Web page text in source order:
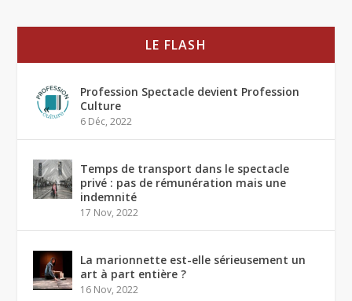
LE FLASH
Profession Spectacle devient Profession
Culture
6 Déc, 2022
Temps de transport dans le spectacle
privé : pas de rémunération mais une
indemnité
17 Nov, 2022
La marionnette est-elle sérieusement un
art à part entière ?
16 Nov, 2022